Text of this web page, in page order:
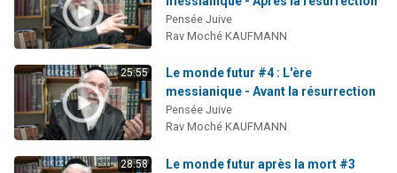
30 personnes viennent de faire un don pour Sauvez la jambe de Yohan
Il reste 49 places pour étudier en groupe sur Zoom
12 nouvelles musiques dans Torah-Box Music
Pensée Juive
Rav Moché KAUFMANN
25:55
Le monde futur #4 : L'ère
messianique - Avant la résurrection
Pensée Juive
Rav Moché KAUFMANN
28:58 Le monde futur après la mort #3